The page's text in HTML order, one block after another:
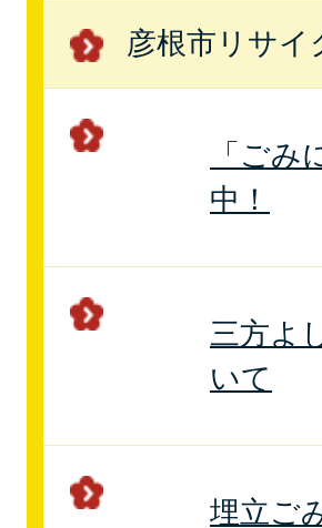
彦根市リサイ
「ご
中！
三方よ
いて
埋立ご